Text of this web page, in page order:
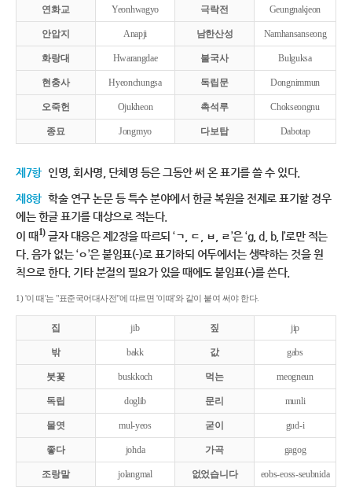
연화교 Yeonhwagyo 극락전 Geungnakjeon
안압지 Anapji 남한산성 Namhansanseong
화랑대 Hwarangdae 불국사 Bulguksa
현충사 Hyeonchungsa 독립문 Dongnimmun
오죽헌 Ojukheon 촉석루 Chokseongnu
종묘 Jongmyo 다보탑 Dabotap
제7항 인명, 회사명, 단체명 등은 그동안 써 온 표기를 쓸 수 있다.
제8항 학술 연구 논문 등 특수 분야에서 한글 복원을 전제로 표기할 경우
에는 한글 표기를 대상으로 적는다.
이 때1)글자 대응은 제2장을 따르되 ‘ㄱ, ㄷ, ㅂ, ㄹ’은 ‘g, d, b, l’로만 적는
다. 음가 없는 ‘ㅇ’은 붙임표(-)로 표기하되 어두에서는 생략하는 것을 원
칙으로 한다. 기타 분절의 필요가 있을 때에도 붙임표(-)를 쓴다.
1) '이 때'는 "표준국어대사전"에 따르면 '이때'와 같이 붙여 써야 한다.
집 jib 짚 jip
밖 bakk 값 gabs
붓꽃 buskkoch 먹는 meogneun
독립 doglib 문리 munli
물엿 mul-yeos 굳이 gud-i
좋다 johda 가곡 gagog
조랑말 jolangmal 없었습니다 eobs-eoss-seubnida